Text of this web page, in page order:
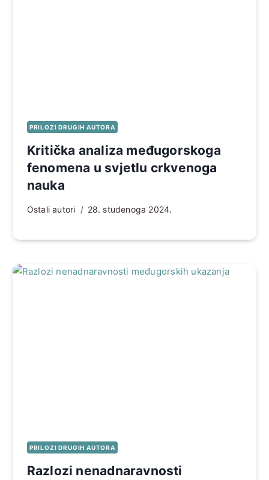
PRILOZI DRUGIH AUTORA
Kritička analiza međugorskoga
fenomena u svjetlu crkvenoga
nauka
Ostali autori 28. studenoga 2024.
PRILOZI DRUGIH AUTORA
Razlozi nenadnaravnosti